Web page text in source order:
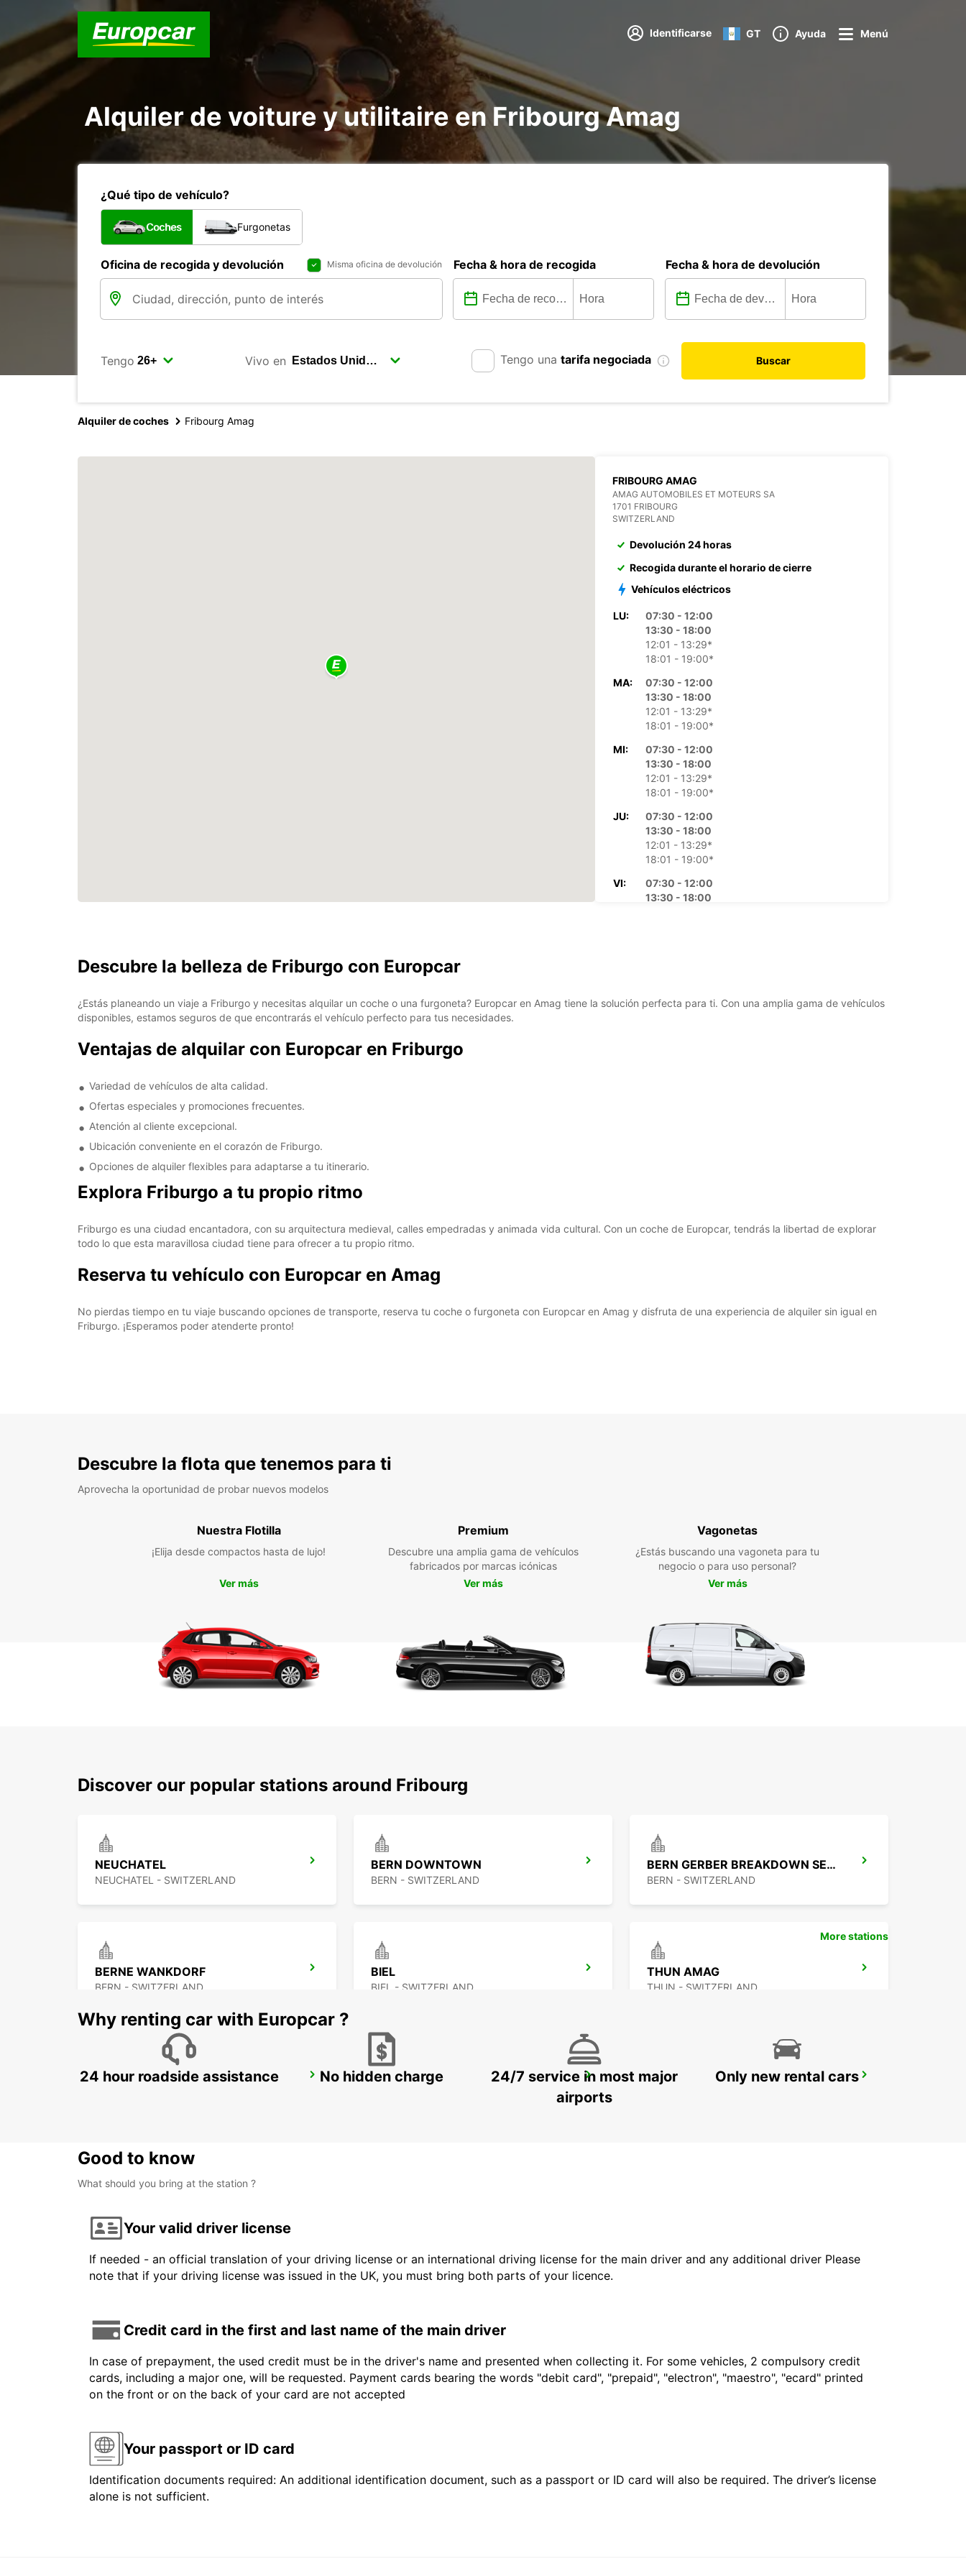
Identificarse GT Ayuda Menú
Alquiler de voiture y utilitaire en Fribourg Amag
¿Qué tipo de vehículo?
Coches Furgonetas
Oficina de recogida y devolución Misma oficina de devolución Fecha & hora de recogida Fecha & hora de devolución
Tengo Vivo en Tengo una tarifa negociada Buscar
Alquiler de coches Fribourg Amag
FRIBOURG AMAG
AMAG AUTOMOBILES ET MOTEURS SA
1701 FRIBOURG
SWITZERLAND
Devolución 24 horas
Recogida durante el horario de cierre
Vehículos eléctricos
LU:
07:30 - 12:00
13:30 - 18:00
12:01 - 13:29*
18:01 - 19:00*
MA:
07:30 - 12:00
13:30 - 18:00
12:01 - 13:29*
18:01 - 19:00*
MI:
07:30 - 12:00
13:30 - 18:00
12:01 - 13:29*
18:01 - 19:00*
JU:
07:30 - 12:00
13:30 - 18:00
12:01 - 13:29*
18:01 - 19:00*
VI:
07:30 - 12:00
13:30 - 18:00
*Con cargos extras
Descubre la belleza de Friburgo con Europcar
¿Estás planeando un viaje a Friburgo y necesitas alquilar un coche o una furgoneta? Europcar en Amag tiene la solución perfecta para ti. Con una amplia gama de vehículos
disponibles, estamos seguros de que encontrarás el vehículo perfecto para tus necesidades.
Ventajas de alquilar con Europcar en Friburgo
Variedad de vehículos de alta calidad.
Ofertas especiales y promociones frecuentes.
Atención al cliente excepcional.
Ubicación conveniente en el corazón de Friburgo.
Opciones de alquiler flexibles para adaptarse a tu itinerario.
Explora Friburgo a tu propio ritmo
Friburgo es una ciudad encantadora, con su arquitectura medieval, calles empedradas y animada vida cultural. Con un coche de Europcar, tendrás la libertad de explorar
todo lo que esta maravillosa ciudad tiene para ofrecer a tu propio ritmo.
Reserva tu vehículo con Europcar en Amag
No pierdas tiempo en tu viaje buscando opciones de transporte, reserva tu coche o furgoneta con Europcar en Amag y disfruta de una experiencia de alquiler sin igual en
Friburgo. ¡Esperamos poder atenderte pronto!
Descubre la flota que tenemos para ti
Aprovecha la oportunidad de probar nuevos modelos
Nuestra Flotilla
¡Elija desde compactos hasta de lujo!
Ver más
Premium
Descubre una amplia gama de vehículos
fabricados por marcas icónicas
Ver más
Vagonetas
¿Estás buscando una vagoneta para tu
negocio o para uso personal?
Ver más
Discover our popular stations around Fribourg
NEUCHATEL
NEUCHATEL - SWITZERLAND
BERN DOWNTOWN
BERN - SWITZERLAND
BERN GERBER BREAKDOWN SERVICE
BERN - SWITZERLAND
BERNE WANKDORF
BERN - SWITZERLAND
BIEL
BIEL - SWITZERLAND
THUN AMAG
THUN - SWITZERLAND
YVERDON SENN AUTOMOBILES VEVEY MONTREUX HOTEL MONTREUX-PALACE
More stations
Why renting car with Europcar ?
24 hour roadside assistance No hidden charge
24/7 service in most major
airports
Only new rental cars
Good to know
What should you bring at the station ?
Your valid driver license
If needed - an official translation of your driving license or an international driving license for the main driver and any additional driver Please
note that if your driving license was issued in the UK, you must bring both parts of your licence.
Credit card in the first and last name of the main driver
In case of prepayment, the used credit must be in the driver's name and presented when collecting it. For some vehicles, 2 compulsory credit
cards, including a major one, will be requested. Payment cards bearing the words "debit card", "prepaid", "electron", "maestro", "ecard" printed
on the front or on the back of your card are not accepted
Your passport or ID card
Identification documents required: An additional identification document, such as a passport or ID card will also be required. The driver’s license
alone is not sufficient.